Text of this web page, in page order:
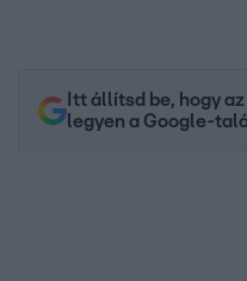
Itt állítsd be, hogy
legyen a Google-